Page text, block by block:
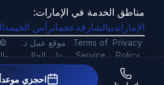
مناطق الخدمة في الإمارات:
الإماراتدبيالشارقةعجمانرأس الخيمة
©
Privacy
Policy
Terms of
Service
موقع عمل د.
علي الحالي
احجزي